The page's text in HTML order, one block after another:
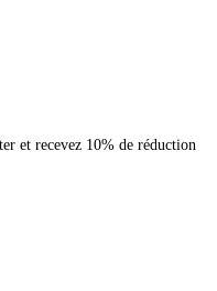
et recevez 10% de réduction